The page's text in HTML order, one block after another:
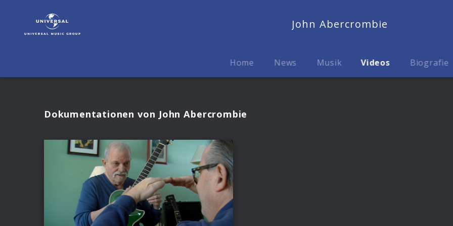
Abercrombie
John Abercrombie
Home News Musik Videos Biografie
Dokumentationen von John Abercrombie